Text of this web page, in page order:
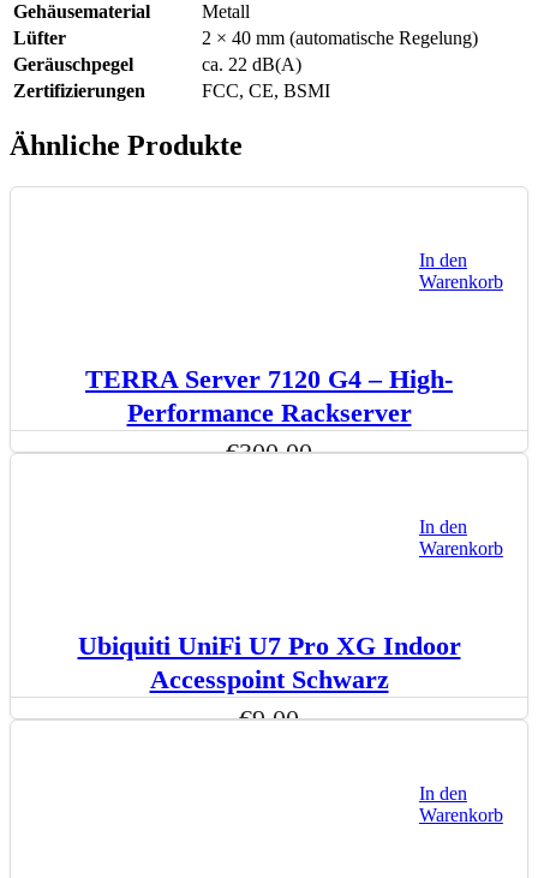
Gehäusematerial
Metall
Lüfter
2 × 40 mm (automatische Regelung)
Geräuschpegel
ca. 22 dB(A)
Zertifizierungen
FCC, CE, BSMI
Ähnliche Produkte
In den
Warenkorb
TERRA Server 7120 G4 – High-
Performance Rackserver
€300,00
In den
Warenkorb
Ubiquiti UniFi U7 Pro XG Indoor
Accesspoint Schwarz
€9,00
In den
Warenkorb